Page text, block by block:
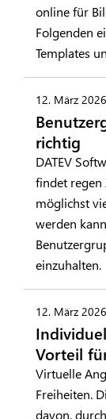
online für
Folgenden
Templates
12. März 2026
richtig
DATEV
findet regen
möglichst
werden
einzuhalten.
12. März 2026
Vorteil
Virtuelle
Freiheiten.
davon,